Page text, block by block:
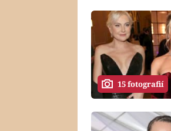
15 fotografií